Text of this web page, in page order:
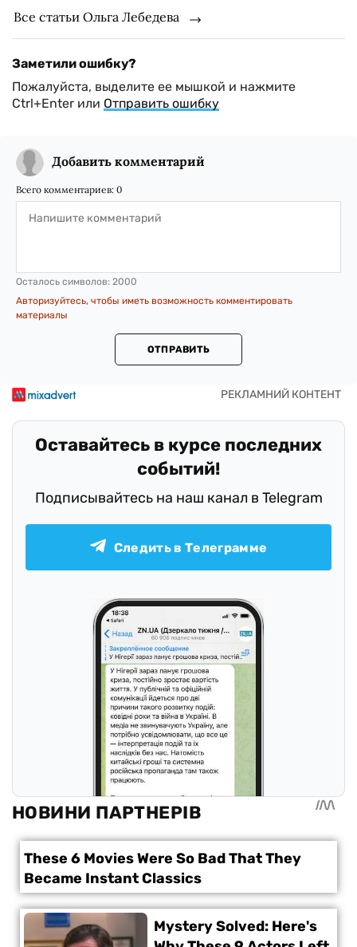
Все статьи Ольга Лебедева
Заметили ошибку?
Пожалуйста, выделите ее мышкой и нажмите
Ctrl+Enter или Отправить ошибку
Добавить комментарий
Всего комментариев: 0
Осталось символов: 2000
Авторизуйтесь, чтобы иметь возможность комментировать
материалы
ОТПРАВИТЬ
Оставайтесь в курсе последних
событий!
Подписывайтесь на наш канал в Telegram
Следить в Телеграмме